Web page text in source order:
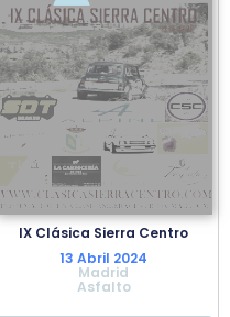
IX Clásica Sierra Centro
13 Abril 2024
Madrid
Asfalto